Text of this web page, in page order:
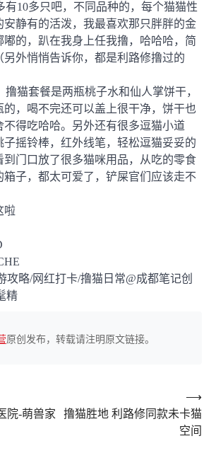
有10多只吧，不同品种的，每个猫猫性
安静有的活泼，我最喜欢那只胖胖的金
嘟的，趴在我身上任我撸，哈哈哈，简
另外悄悄告诉你，都是利路修撸过的
撸猫套餐是两瓶桃子水和仙人掌饼干，
的，喝不完还可以盖上很干净，饼干也
不得吃哈哈。另外还有很多逗猫小道
子摇铃棒，红外线笔，轻松逗猫妥妥的
到门口放了很多猫咪用品，从吃的零食
箱子，都太可爱了，铲屎官们应该走不
啦
攻略/网红打卡/撸猫日常@成都笔记创
精
原创发布，转载请注明原文链接。
院-萌兽家
撸猫胜地 利路修同款未卡猫
空间
⟶